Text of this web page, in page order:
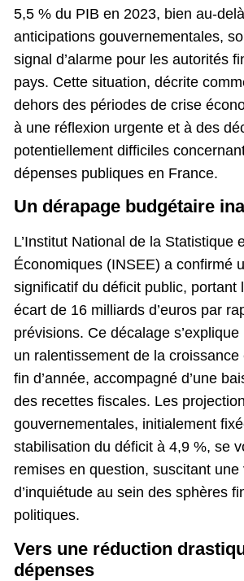
5,5 % du PIB en 2023, bien au-
anticipations gouvernementales,
signal d’alarme pour les autorités
pays. Cette situation, décrite
dehors des périodes de crise
à une réflexion urgente et à des
potentiellement difficiles
dépenses publiques en France.
Un dérapage budgétaire
L’Institut National de la Statistique
Économiques (INSEE) a confirmé
significatif du déficit public, portant
écart de 16 milliards d’euros par
prévisions. Ce décalage
un ralentissement de la croissance
fin d’année, accompagné d’une
des recettes fiscales. Les
gouvernementales, initialement
stabilisation du déficit à 4,9 %, se
remises en question, suscitant une
d’inquiétude au sein des sphères
politiques.
Vers une réduction
dépenses